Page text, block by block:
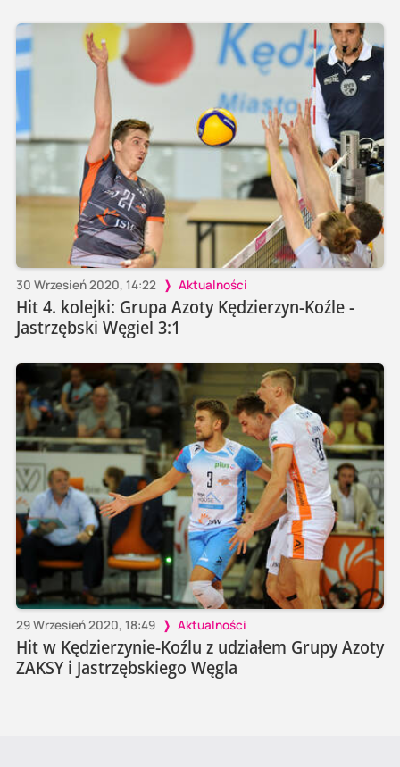
30 Wrzesień 2020, 14:22 Aktualności
Hit 4. kolejki: Grupa Azoty Kędzierzyn-Koźle -
Jastrzębski Węgiel 3:1
29 Wrzesień 2020, 18:49 Aktualności
Hit w Kędzierzynie-Koźlu z udziałem Grupy Azoty
ZAKSY i Jastrzębskiego Węgla